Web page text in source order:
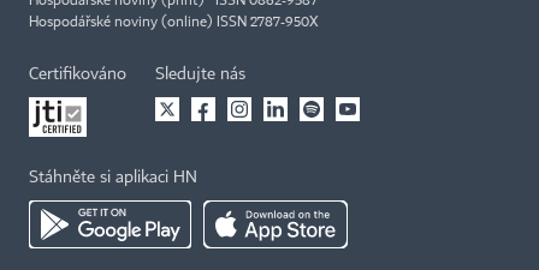
Hospodářské noviny (online) ISSN 2787-950X
Certifikováno Sledujte nás
Stáhněte si aplikaci HN